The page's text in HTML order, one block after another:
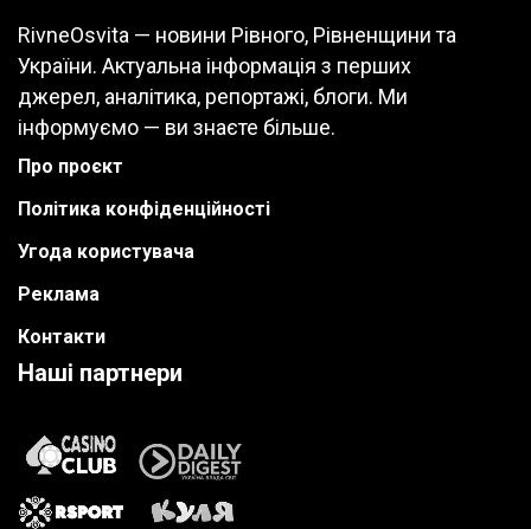
RivneOsvita — новини Рівного, Рівненщини та
України. Актуальна інформація з перших
джерел, аналітика, репортажі, блоги. Ми
інформуємо — ви знаєте більше.
Про проєкт
Політика конфіденційності
Угода користувача
Реклама
Контакти
Наші партнери